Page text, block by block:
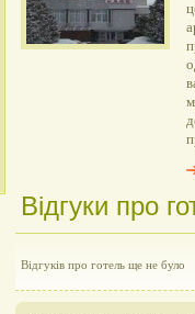
Відгуки про
Відгуків про готель ще не було